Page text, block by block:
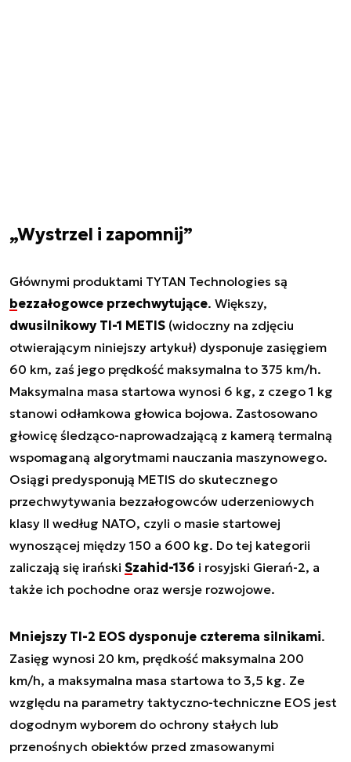
„Wystrzel i zapomnij”
Głównymi produktami TYTAN Technologies są
bezzałogowce przechwytujące. Większy,
dwusilnikowy TI-1 METIS (widoczny na zdjęciu
otwierającym niniejszy artykuł) dysponuje zasięgiem
60 km, zaś jego prędkość maksymalna to 375 km/h.
Maksymalna masa startowa wynosi 6 kg, z czego 1 kg
stanowi odłamkowa głowica bojowa. Zastosowano
głowicę śledząco-naprowadzającą z kamerą termalną
wspomaganą algorytmami nauczania maszynowego.
Osiągi predysponują METIS do skutecznego
przechwytywania bezzałogowców uderzeniowych
klasy II według NATO, czyli o masie startowej
wynoszącej między 150 a 600 kg. Do tej kategorii
zaliczają się irański Szahid-136 i rosyjski Gierań-2, a
także ich pochodne oraz wersje rozwojowe.
Mniejszy TI-2 EOS dysponuje czterema silnikami.
Zasięg wynosi 20 km, prędkość maksymalna 200
km/h, a maksymalna masa startowa to 3,5 kg. Ze
względu na parametry taktyczno-techniczne EOS jest
dogodnym wyborem do ochrony stałych lub
przenośnych obiektów przed zmasowanymi